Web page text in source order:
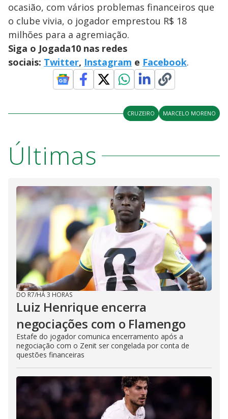
ocasião, com vários problemas financeiros que
o clube vivia, o jogador emprestou R$ 18
milhões para a agremiação.
Siga o Jogada10 nas redes
sociais: Twitter, Instagram e Facebook.
CRUZEIRO MARCELO MORENO
Últimas
DO R7/HÁ 3 HORAS
Luiz Henrique encerra
negociações com o Flamengo
Estafe do jogador comunica encerramento após a
negociação com o Zenit ser congelada por conta de
questões financeiras